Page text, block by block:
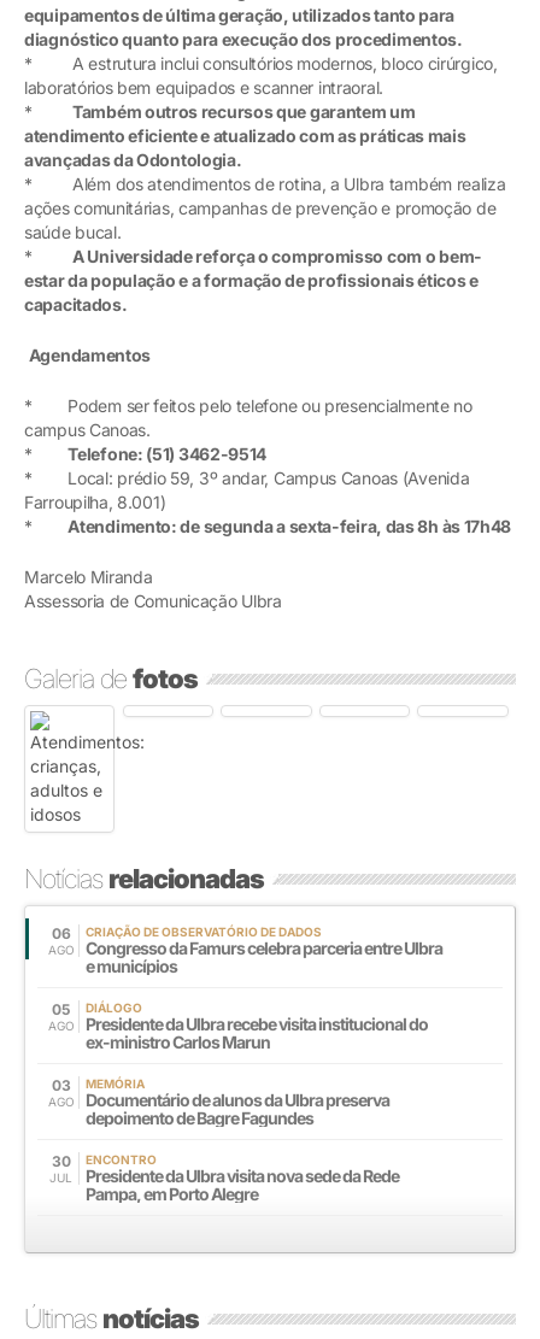
equipamentos de última geração, utilizados tanto para
diagnóstico quanto para execução dos procedimentos.
* A estrutura inclui consultórios modernos, bloco cirúrgico,
laboratórios bem equipados e scanner intraoral.
* Também outros recursos que garantem um
atendimento eficiente e atualizado com as práticas mais
avançadas da Odontologia.
* Além dos atendimentos de rotina, a Ulbra também realiza
ações comunitárias, campanhas de prevenção e promoção de
saúde bucal.
* A Universidade reforça o compromisso com o bem-
estar da população e a formação de profissionais éticos e
capacitados.
Agendamentos
* Podem ser feitos pelo telefone ou presencialmente no
campus Canoas.
*Telefone: (51) 3462-9514
* Local: prédio 59, 3º andar, Campus Canoas (Avenida
Farroupilha, 8.001)
*Atendimento: de segunda a sexta-feira, das 8h às 17h48
Marcelo Miranda
Assessoria de Comunicação Ulbra
Galeria defotos
Notíciasrelacionadas
06
AGO
CRIAÇÃO DE OBSERVATÓRIO DE DADOS
Congresso da Famurs celebra parceria entre Ulbra
e municípios
05
AGO
DIÁLOGO
Presidente da Ulbra recebe visita institucional do
ex-ministro Carlos Marun
03
AGO
MEMÓRIA
Documentário de alunos da Ulbra preserva
depoimento de Bagre Fagundes
30
JUL
ENCONTRO
Presidente da Ulbra visita nova sede da Rede
Pampa, em Porto Alegre
Últimasnotícias